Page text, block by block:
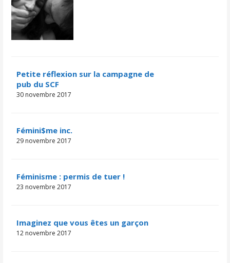
Petite réflexion sur la campagne de
pub du SCF
30 novembre 2017
Fémini$me inc.
29 novembre 2017
Féminisme : permis de tuer !
23 novembre 2017
Imaginez que vous êtes un garçon
12 novembre 2017